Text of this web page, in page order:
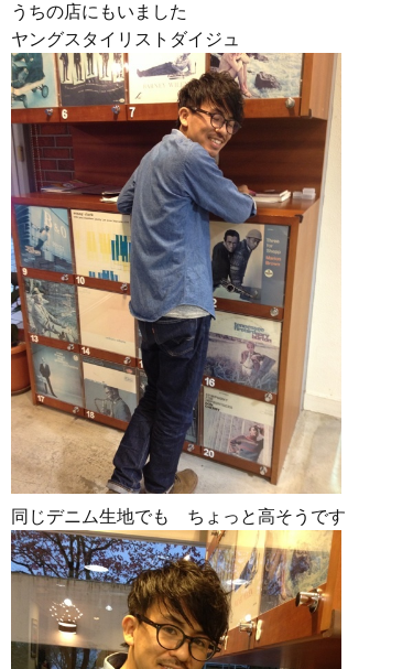
うちの店にもいました
ヤングスタイリストダイジュ
同じデニム生地でも ちょっと高そうです